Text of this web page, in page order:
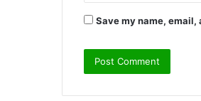
Save my name,